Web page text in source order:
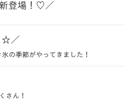
登場！♡／
☆／
の季節がやってきました！
さん！